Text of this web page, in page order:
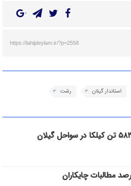
https://lahijdeylam.ir/?p=2558
استاندار گیلان رشت